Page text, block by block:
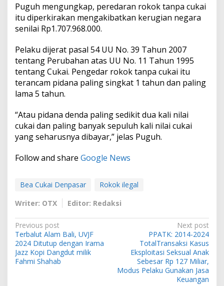
l
i
k
y
D
i
a
n
k
a
n
o
s
Puguh mengungkap, peredaran rokok tanpa cukai
itu diperkirakan mengakibatkan kerugian negara
senilai Rp1.707.968.000.
Pelaku dijerat pasal 54 UU No. 39 Tahun 2007
tentang Perubahan atas UU No. 11 Tahun 1995
tentang Cukai. Pengedar rokok tanpa cukai itu
terancam pidana paling singkat 1 tahun dan paling
lama 5 tahun.
“Atau pidana denda paling sedikit dua kali nilai
cukai dan paling banyak sepuluh kali nilai cukai
yang seharusnya dibayar,” jelas Puguh.
Follow and share Google News
Bea Cukai Denpasar
Rokok ilegal
Writer: OTX
Editor: Redaksi
P
o
s
t
Previous post
Terbalut Alam Bali, UVJF
2024 Ditutup dengan Irama
Jazz Kopi Dangdut milik
Fahmi Shahab
Next post
PPATK: 2014-2024
TotalTransaksi Kasus
Eksploitasi Seksual Anak
Sebesar Rp 127 Miliar,
Modus Pelaku Gunakan Jasa
Keuangan